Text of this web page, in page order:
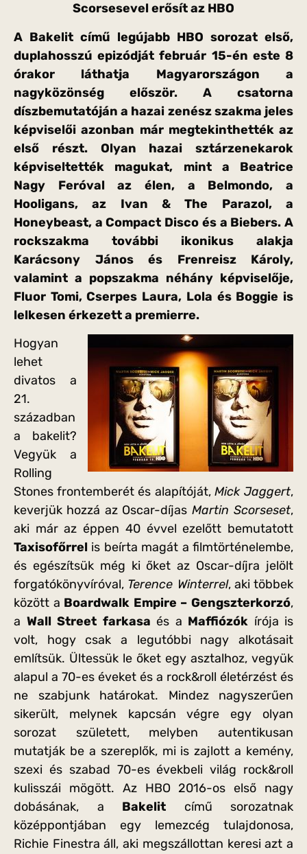
Scorsesevel erősít az HBO
A Bakelit című legújabb HBO sorozat első,
duplahosszú epizódját február 15-én este 8
órakor láthatja Magyarországon a
nagyközönség először. A csatorna
díszbemutatóján a hazai zenész szakma jeles
képviselői azonban már megtekinthették az
első részt. Olyan hazai sztárzenekarok
képviseltették magukat, mint a Beatrice
Nagy Feróval az élen, a Belmondo, a
Hooligans, az Ivan & The Parazol, a
Honeybeast, a Compact Disco és a Biebers. A
rockszakma további ikonikus alakja
Karácsony János és Frenreisz Károly,
valamint a popszakma néhány képviselője,
Fluor Tomi, Cserpes Laura, Lola és Boggie is
lelkesen érkezett a premierre.
Hogyan
lehet
divatos a
21.
században
a bakelit?
Vegyük a
Rolling
Stones frontemberét és alapítóját, Mick Jaggert,
keverjük hozzá az Oscar-díjas Martin Scorseset,
aki már az éppen 40 évvel ezelőtt bemutatott
Taxisofőrrel is beírta magát a filmtörténelembe,
és egészítsük még ki őket az Oscar-díjra jelölt
forgatókönyvíróval, Terence Winterrel, aki többek
között a Boardwalk Empire – Gengszterkorzó,
a Wall Street farkasa és a Maffiózók írója is
volt, hogy csak a legutóbbi nagy alkotásait
említsük. Ültessük le őket egy asztalhoz, vegyük
alapul a 70-es éveket és a rock&roll életérzést és
ne szabjunk határokat. Mindez nagyszerűen
sikerült, melynek kapcsán végre egy olyan
sorozat született, melyben autentikusan
mutatják be a szereplők, mi is zajlott a kemény,
szexi és szabad 70-es évekbeli világ rock&roll
kulisszái mögött. Az HBO 2016-os első nagy
dobásának, a Bakelit című sorozatnak
középpontjában egy lemezcég tulajdonosa,
Richie Finestra áll, aki megszállottan keresi azt a